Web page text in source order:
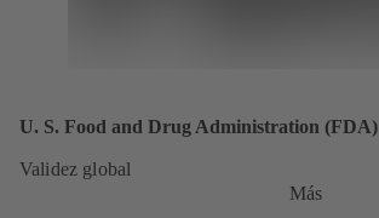
U. S. Food and Drug Administration (FDA)
Validez global
Más